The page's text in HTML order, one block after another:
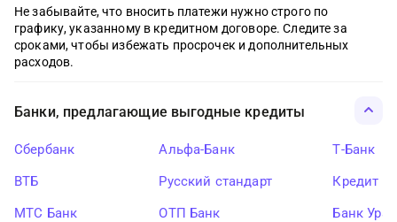
Не забывайте, что вносить платежи нужно строго по
графику, указанному в кредитном договоре. Следите за
сроками, чтобы избежать просрочек и дополнительных
расходов.
Банки, предлагающие выгодные кредиты
Сбербанк
ВТБ
МТС Банк
Альфа-Банк
Русский стандарт
ОТП Банк
Т-Банк
Кредит
Банк